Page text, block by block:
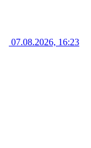
07.08.2026, 16:23